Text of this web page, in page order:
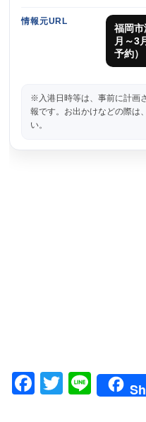
情報元URL
福岡
月～3
予約）
※入港日時等は、事前に計画
報です。お出かけなどの際は
い。
Facebook
Twitter
Line